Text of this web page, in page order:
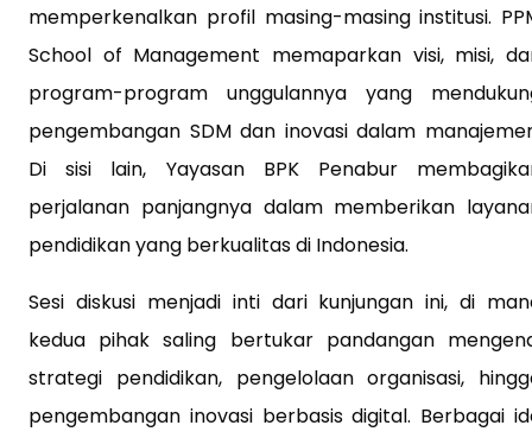
memperkenalkan profil masing-masing institusi.
School of Management memaparkan visi, misi,
program-program unggulannya yang
pengembangan SDM dan inovasi dalam
Di sisi lain, Yayasan BPK Penabur
perjalanan panjangnya dalam memberikan
pendidikan yang berkualitas di Indonesia.
Sesi diskusi menjadi inti dari kunjungan ini, di
kedua pihak saling bertukar pandangan
strategi pendidikan, pengelolaan organisasi,
pengembangan inovasi berbasis digital. Berbagai